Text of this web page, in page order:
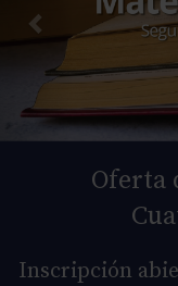
Oferta
Inscripción